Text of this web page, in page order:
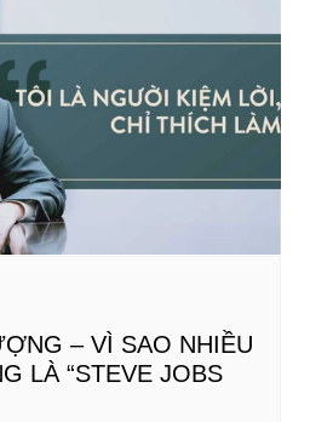
– VÌ SAO NHIỀU
LÀ “STEVE JOBS